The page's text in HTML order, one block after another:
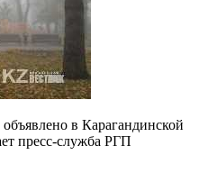
в Карагандинской
пресс-служба РГП